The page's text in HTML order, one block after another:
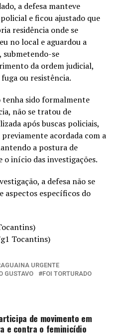
a defesa manteve
e ficou ajustado que
residência onde se
no local e aguardou a
submetendo-se
da ordem judicial,
ou resistência.
sido formalmente
não se tratou de
após buscas policiais,
acordada com a
a postura de
o início das investigações.
a defesa não se
aspectos específicos do
Tocantins)
URGENTE
GUSTAVO
FOI TORTURADO
de movimento em
e contra o feminicídio